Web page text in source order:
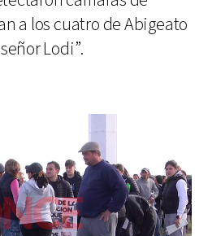
a los cuatro de Abigeato
Lodi”.